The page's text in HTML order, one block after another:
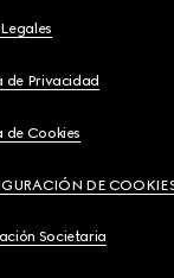
de Privacidad
de Cookies
DE
Societaria